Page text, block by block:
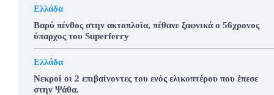
Ελλάδα
Βαρύ πένθος στην ακτοπλοϊα, πέθανε ξαφνικά ο 56χρονος
ύπαρχος του Superferry
Ελλάδα
Νεκροί οι 2 επιβαίνοντες του ενός ελικοπτέρου που έπεσε
στην Ψάθα.